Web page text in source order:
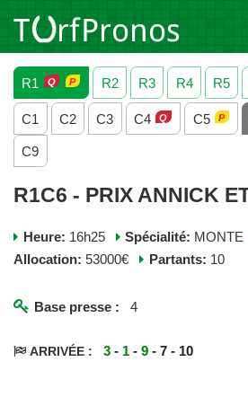
R1
R2 R3 R4 R5
C1 C2 C3 C4 C5
C9
Heure: 16h25 Spécialité: MONTE
Allocation: 53000€ Partants: 10
Base presse : 4
ARRIVÉE : 3 - 1 -9 - 7 - 10